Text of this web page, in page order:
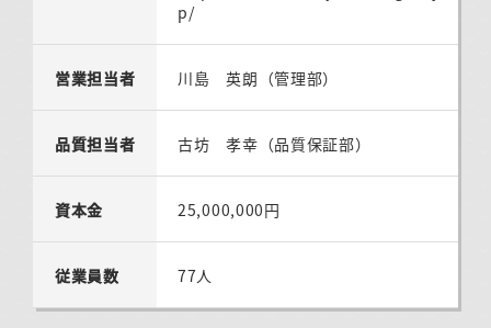
p/
営業担当者 川島 英朗（管理部）
品質担当者 古坊 孝幸（品質保証部）
資本金 25,000,000円
従業員数 77人